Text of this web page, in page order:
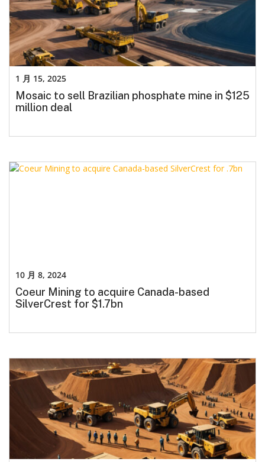
Mosaic to sell Brazilian phosphate mine in $125
million deal
1 月 15, 2025
Coeur Mining to acquire Canada-based
SilverCrest for $1.7bn
10 月 8, 2024